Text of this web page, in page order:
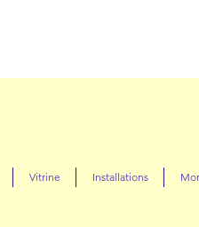
Vitrine Installations